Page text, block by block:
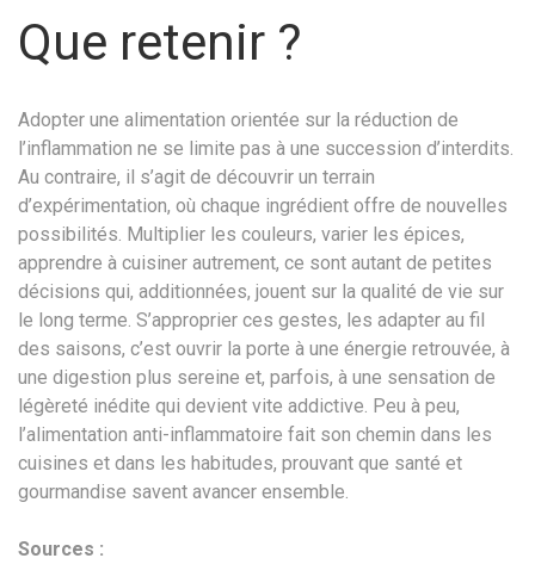
Que retenir ?
Adopter une alimentation orientée sur la réduction de
l’inflammation ne se limite pas à une succession d’interdits.
Au contraire, il s’agit de découvrir un terrain
d’expérimentation, où chaque ingrédient offre de nouvelles
possibilités. Multiplier les couleurs, varier les épices,
apprendre à cuisiner autrement, ce sont autant de petites
décisions qui, additionnées, jouent sur la qualité de vie sur
le long terme. S’approprier ces gestes, les adapter au fil
des saisons, c’est ouvrir la porte à une énergie retrouvée, à
une digestion plus sereine et, parfois, à une sensation de
légèreté inédite qui devient vite addictive. Peu à peu,
l’alimentation anti-inflammatoire fait son chemin dans les
cuisines et dans les habitudes, prouvant que santé et
gourmandise savent avancer ensemble.
Sources :